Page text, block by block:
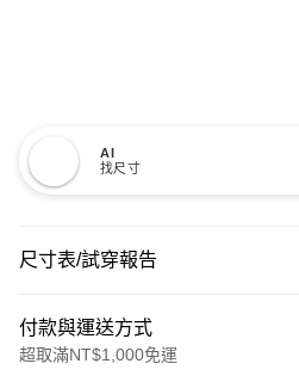
AI
找尺寸
尺寸表/試穿報告
付款與運送方式
超取滿NT$1,000免運